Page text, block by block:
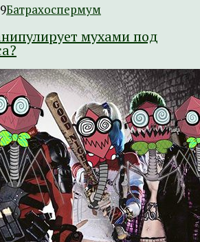
Батрахоспермум
мухами под